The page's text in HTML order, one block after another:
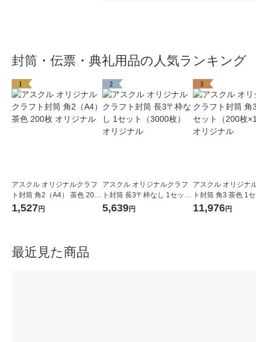
封筒・伝票・典礼用品の人気ランキング
1
アスクル オリジナルクラフ
ト封筒 角2（A4） 茶色 200
枚 オリジナル
1,527円
2
アスクル オリジナルクラフ
ト封筒 長3〒枠なし 1セット
5,639円
3
アスクル オリジナ
ト封筒 角3 茶色 1
11,976円
最近見た商品